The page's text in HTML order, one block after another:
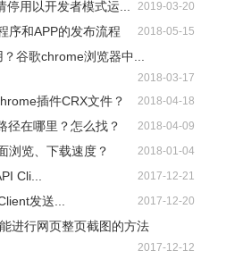
用以开发者模式运... 2019-03-20
序和APP的发布流程 2018-05-15
谷歌chrome浏览器中...
2018-03-17
插件CRX文件？ 2018-04-18
径在哪里？怎么找？ 2018-04-09
浏览、下载速度？ 2018-01-04
Cli... 2017-12-21
发送... 2017-12-20
进行网页整页截图的方法
2017-12-12